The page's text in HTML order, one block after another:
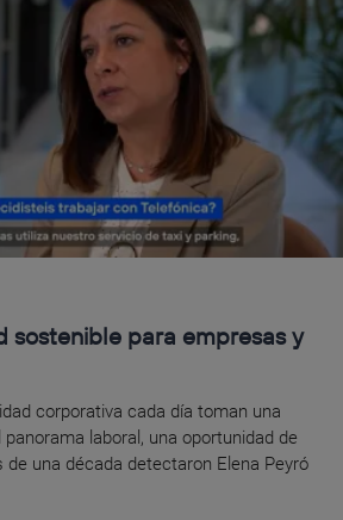
sostenible para empresas y
corporativa cada día toman una
laboral, una oportunidad de
de una década detectaron Elena Peyró